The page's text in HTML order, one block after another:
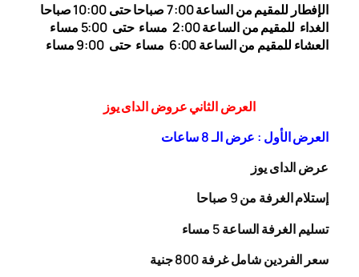
الإفطار للمقيم من الساعة 7:00 صباحا حتى 10:00
صباحا
الغداء للمقيم من الساعة 2:00 مساء حتى
5:00 مساء
العشاء للمقيم من الساعة 6:00 مساء حتى 9:00 مساء
العرض الثاني عروض الداى يوز
العرض الأول : عرض الـ 8 ساعات
عرض الداى يوز
إستلام الغرفة من 9 صباحا
تسليم الغرفة الساعة 5 مساء
سعر الفردين شامل غرفة
800 جنية